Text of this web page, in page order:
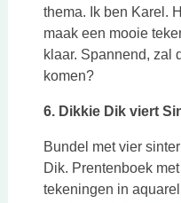
thema. Ik ben Karel.
maak een mooie
klaar. Spannend, zal
komen?
6. Dikkie Dik viert
Bundel met vier
Dik. Prentenboek
tekeningen in